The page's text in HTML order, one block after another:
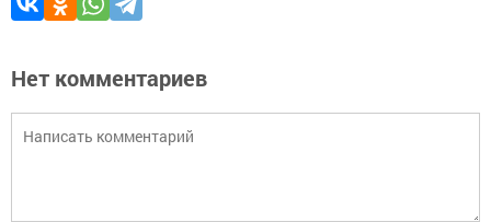
Нет комментариев